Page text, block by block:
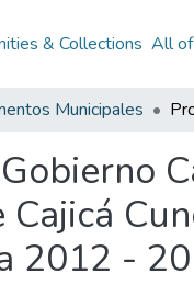
& Collections All
Municipales
2012 -